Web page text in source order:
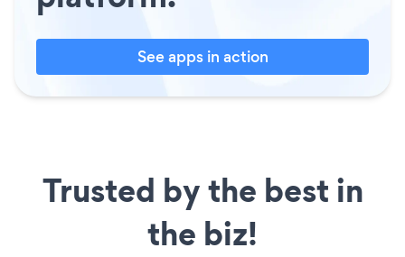
See apps in action
Trusted by the best in
the biz!